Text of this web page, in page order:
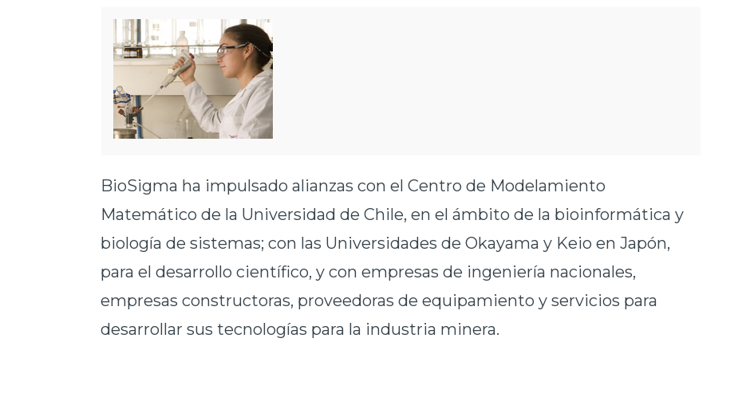
BioSigma ha impulsado alianzas con el Centro de Modelamiento
Matemático de la Universidad de Chile, en el ámbito de la bioinformática y
biología de sistemas; con las Universidades de Okayama y Keio en Japón,
para el desarrollo científico, y con empresas de ingeniería nacionales,
empresas constructoras, proveedoras de equipamiento y servicios para
desarrollar sus tecnologías para la industria minera.